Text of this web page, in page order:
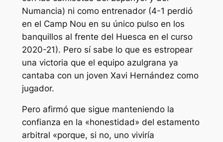
Numancia) ni como entrenador (4-1 perdió
en el Camp Nou en su único pulso en los
banquillos al frente del Huesca en el curso
2020-21). Pero sí sabe lo que es estropear
una victoria que el equipo azulgrana ya
cantaba con un joven Xavi Hernández como
jugador.
Pero afirmó que sigue manteniendo la
confianza en la «honestidad» del estamento
arbitral «porque, si no, uno viviría